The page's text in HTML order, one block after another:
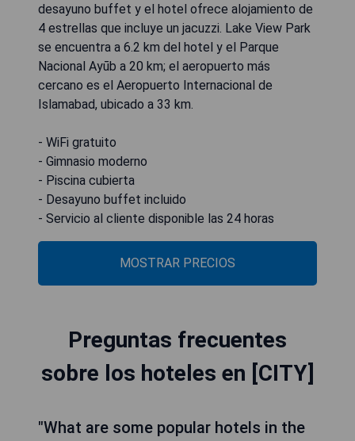
desayuno buffet y el hotel ofrece alojamiento de
4 estrellas que incluye un jacuzzi. Lake View Park
se encuentra a 6.2 km del hotel y el Parque
Nacional Ayūb a 20 km; el aeropuerto más
cercano es el Aeropuerto Internacional de
Islamabad, ubicado a 33 km.
- WiFi gratuito
- Gimnasio moderno
- Piscina cubierta
- Desayuno buffet incluido
- Servicio al cliente disponible las 24 horas
MOSTRAR PRECIOS
Preguntas frecuentes
sobre los hoteles en [CITY]
"What are some popular hotels in the